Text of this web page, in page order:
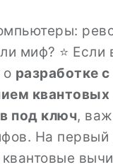
миф? ⭐
разработке с
квантовых
под ключ,
На первый